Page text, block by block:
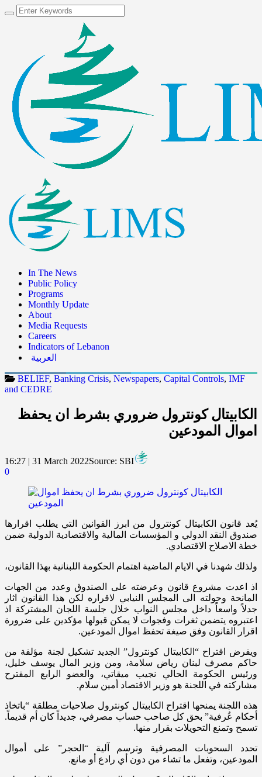
In The News
Public Policy
Programs
Monthly Update
About
Media Requests
Careers
Indicators of Lebanon
العربية
BELIEF, Banking Crisis, Newspapers, Capital Controls, IMF
and CEDRE
الكابيتال كونترول ضروري بشرط ان يحفظ
اموال المودعين
16:27 | 31 March 2022Source: SBI
0
يُعد قانون الكابيتال كونترول من ابرز القوانين التي يطلب اقرارها
صندوق النقد الدولي و المؤسسات المالية والاقتصادية الدولية ضمن
خطة الاصلاح الاقتصادي.
ولذلك شهدنا في الايام الماضية اهتمام الحكومة اللبنانية بهذا القانون،
اذ اعدت مشروع قانون وعرضته على الصندوق وعدد من الجهات
المانحة وحولته الى المجلس النيابي لاقراره لكن هذا القانون اثار
جدلاً واسعاً داخل مجلس النواب خلال جلسة اللجان المشتركة اذ
اعتبروه يتضمن ثغرات وفجوات لا يمكن قبولها مؤكدين على ضرورة
اقرار القانون وفق صيغة تحفظ اموال المودعين.
ويفرض اقتراح “الكابيتال كونترول” الجديد تشكيل لجنة مؤلفة من
حاكم مصرف لبنان رياض سلامة، ومن وزير المال يوسف خليل،
ورئيس الحكومة الحالي نجيب ميقاتي، والعضو الرابع المقترح
مشاركته في اللجنة هو وزير الاقتصاد أمين سلام.
هذه اللجنة يمنحها اقتراح الكابيتال كونترول صلاحيات مطلقة “باتخاذ
أحكام عُرفية” بحق كل صاحب حساب مصرفي، جديداً كان أم قديماً.
تسمح وتمنع التحويلات بقرار منها.
تحدد السحوبات المصرفية وترسم آلية “الحجر” على أموال
المودعين، وتفعل ما تشاء من دون أي رادع أو مانع.